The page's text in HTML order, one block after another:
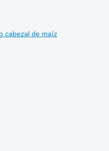
cabezal de maíz